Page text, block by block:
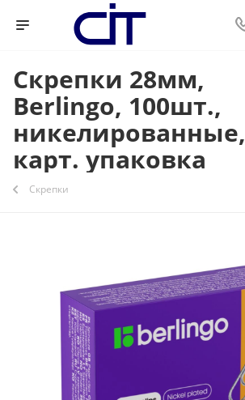
Скрепки 28мм,
Berlingo, 100шт.,
никелированные,
карт. упаковка
Скрепки